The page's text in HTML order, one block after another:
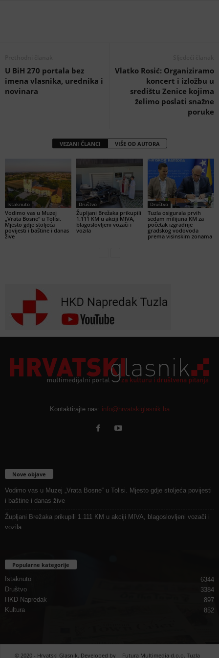
U BiH 270 portala bez
imena vlasnika, urednika i
novinara
Vlatko Rosić: Organiziramo
koncert i izložbu u
središtu Zenice kojima
želimo poslati snažne
poruke
VEZANI ČLANCI VIŠE OD AUTORA
Istaknuto
Vodimo vas u Muzej
„Vrata Bosne“ u Tolisi.
Mjesto gdje stoljeća
povijesti i baštine i danas
žive
Društvo
Župljani Brežaka prikupili
1.111 KM u akciji MIVA,
blagoslovljeni vozači i
vozila
Društvo
Tuzla osigurala prvih
sedam milijuna KM za
početak izgradnje
gradskog vodovoda
prema visinskim zonama
Kontaktirajte nas: info@hrvatskiglasnik.ba
Nove objave
Vodimo vas u Muzej „Vrata Bosne“ u Tolisi. Mjesto gdje stoljeća povijesti
i baštine i danas žive
Župljani Brežaka prikupili 1.111 KM u akciji MIVA, blagoslovljeni vozači i
vozila
Popularne kategorije
Istaknuto
6344
Društvo
3384
HKD Napredak
897
Kultura
852
© 2020 - Hrvatski Glasnik. Developed by Futura Multimedia d.o.o. Tuzla